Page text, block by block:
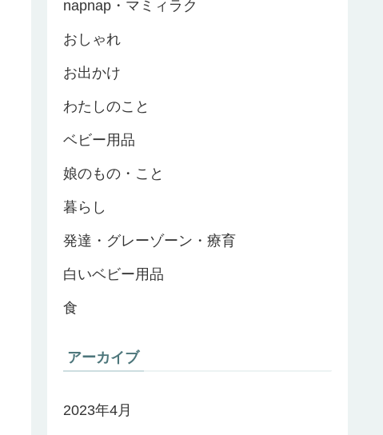
napnap・マミィラク
おしゃれ
お出かけ
わたしのこと
ベビー用品
娘のもの・こと
暮らし
発達・グレーゾーン・療育
白いベビー用品
食
アーカイブ
2023年4月